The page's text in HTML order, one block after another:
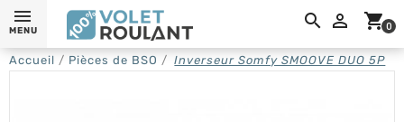
 shopping_cart0
MENU
Accueil Pièces de BSO Inverseur Somfy SMOOVE DUO 5P